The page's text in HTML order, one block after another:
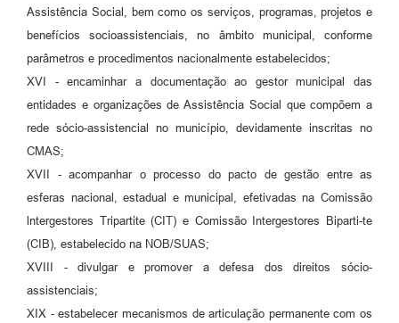
Assistência Social, bem como os serviços, programas, projetos e
benefícios socioassistenciais, no âmbito municipal, conforme
parâmetros e procedimentos nacionalmente estabelecidos;
XVI - encaminhar a documentação ao gestor municipal das
entidades e organizações de Assistência Social que compõem a
rede sócio-assistencial no município, devidamente inscritas no
CMAS;
XVII - acompanhar o processo do pacto de gestão entre as
esferas nacional, estadual e municipal, efetivadas na Comissão
lntergestores Tripartite (CIT) e Comissão Intergestores Biparti-te
(CIB), estabelecido na NOB/SUAS;
XVIII - divulgar e promover a defesa dos direitos sócio-
assistenciais;
XIX - estabelecer mecanismos de articulação permanente com os